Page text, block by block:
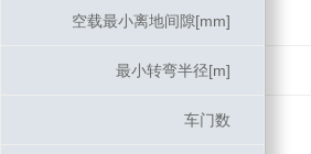
空载最小离地间隙[mm]
最小转弯半径[m]
车门数
空载最小离地间隙[mm]
最小转弯半径[m]
车门数